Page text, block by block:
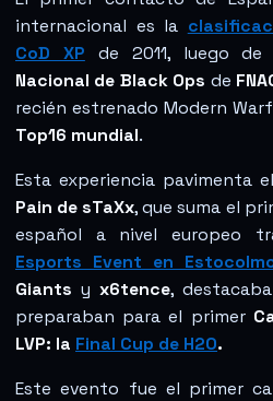
internacional es la
CoD XP de 2011, luego
Nacional de Black Ops de
recién estrenado Modern
Top16 mundial.
Esta experiencia pavimenta
Pain de sTaXx, que suma el
español a nivel europeo
Esports Event en
Giants y x6tence,
preparaban para el primer
LVP: la Final Cup de H2O.
Este evento fue el primer